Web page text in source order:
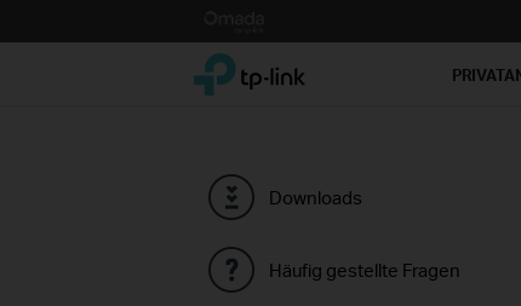
to
TP-Link, Reliably Smart
Downloads
Häufig gestellte Fragen